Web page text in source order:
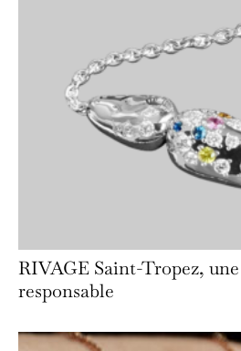
RIVAGE Saint-Tropez,
responsable